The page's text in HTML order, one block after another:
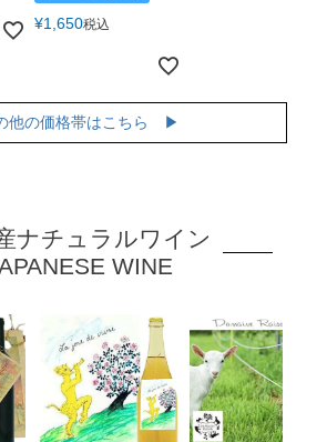
¥1,650税込
他の価格帯はこちら ▶
ナチュラルワイン
WINE